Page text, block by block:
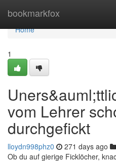
bookmarkfox
Home
Home
1
vom Lehrer
durchgefickt
lloydn998phz0 271 days ago
Ob du auf gierige Ficklöcher,